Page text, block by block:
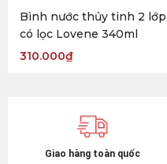
Bình nước thủy tinh 2 lớp
có lọc Lovene 340ml
310.000₫
Giao hàng toàn quốc